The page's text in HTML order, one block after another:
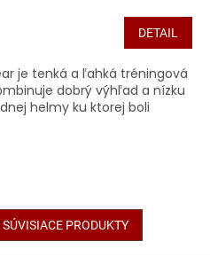
DETAIL
je tenká a ľahká tréningová
dobrý výhľad a nízku
helmy ku ktorej boli
PRODUKTY